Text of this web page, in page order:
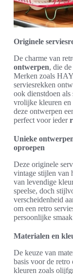
Originele
De charme van
ontwerpen, die
Merken zoals
serviesrekken
ook dienstdoen
vrolijke kleuren en
deze ontwerpen
perfect voor ieder
Unieke
oproepen
Deze originele
vintage stijlen van
van levendige
speelse, doch
verscheidenheid
om een retro
persoonlijke
Materialen en
De keuze van
basis voor de retro
kleuren zoals